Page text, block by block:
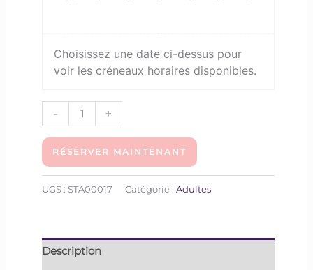
Choisissez une date ci-dessus pour
voir les créneaux horaires disponibles.
- +
RÉSERVER MAINTENANT
UGS : STA00017 Catégorie :Adultes
Description